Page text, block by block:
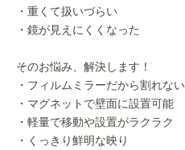
・重くて扱いづらい
・鏡が見えにくくなった
そのお悩み、解決します！
・フィルムミラーだから割れない
・マグネットで壁面に設置可能
・軽量で移動や設置がラクラク
・くっきり鮮明な映り